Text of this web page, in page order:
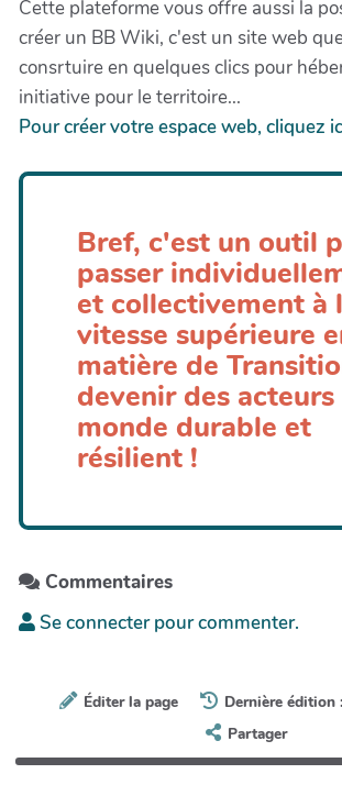
Cette plateforme vous offre aussi la
créer un BB Wiki, c'est un site web
consrtuire en quelques clics pour
initiative pour le territoire...
Pour créer votre espace web, cliquez
Bref, c'est un outil
passer
et collectivement à
vitesse supérieure
matière de
devenir des
monde durable et
résilient !
Commentaires
Se connecter pour commenter.
Éditer la page
Dernière édition
Partager